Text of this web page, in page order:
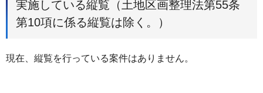
実施している縦覧（土地区画整理法第55条
第10項に係る縦覧は除く。）
現在、縦覧を行っている案件はありません。